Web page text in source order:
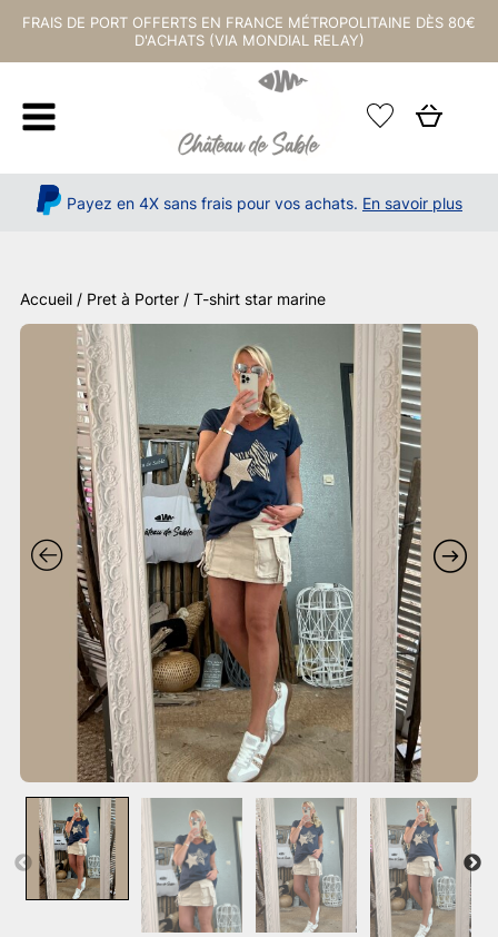
FRAIS DE PORT OFFERTS EN FRANCE MÉTROPOLITAINE DÈS 80€
D'ACHATS (VIA MONDIAL RELAY)
Payez en 4X sans frais pour vos achats. En savoir plus
Accueil / Pret à Porter / T-shirt star marine